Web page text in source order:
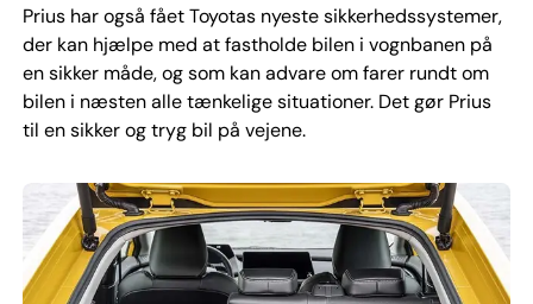
Prius har også fået Toyotas nyeste sikkerhedssystemer,
der kan hjælpe med at fastholde bilen i vognbanen på
en sikker måde, og som kan advare om farer rundt om
bilen i næsten alle tænkelige situationer. Det gør Prius
til en sikker og tryg bil på vejene.